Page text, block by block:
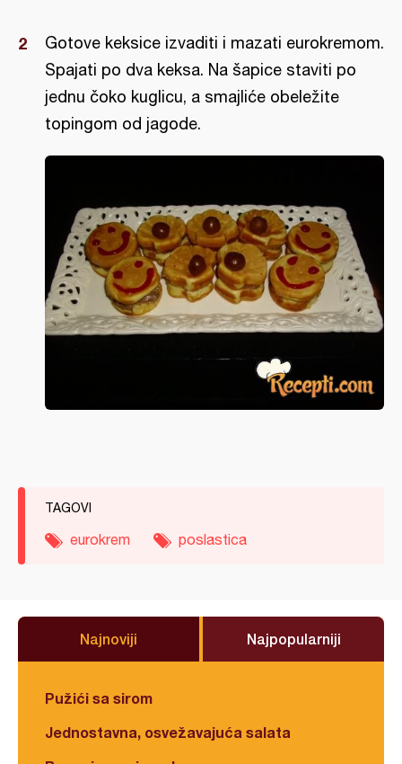
Gotove keksice izvaditi i mazati eurokremom.
Spajati po dva keksa. Na šapice staviti po
jednu čoko kuglicu, a smajliće obeležite
topingom od jagode.
TAGOVI
eurokrem poslastica
Najnoviji Najpopularniji
Pužići sa sirom
Jednostavna, osvežavajuća salata